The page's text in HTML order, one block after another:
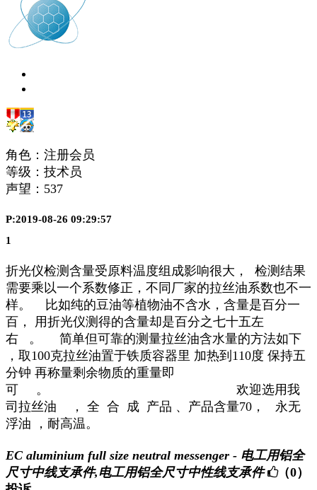
角色：注册会员
等级：技术员
声望： 537
P:2019-08-26 09:29:57
1
折光仪检测含量受原料温度组成影响很大， 检测结果
需要乘以一个系数修正，不同厂家的拉丝油系数也不一
样。 比如纯的豆油等植物油不含水，含量是百分一
百， 用折光仪测得的含量却是百分之七十五左
右 。 简单但可靠的测量拉丝油含水量的方法如下
，取100克拉丝油置于铁质容器里 加热到110度 保持五
分钟 再称量剩余物质的重量即
可 。 欢迎选用我
司拉丝油 ， 全 合 成 产品 、产品含量70， 永无
浮油 ，耐高温。
EC aluminium full size neutral messenger - 电工用铝全
尺寸中线支承件,电工用铝全尺寸中性线支承件
（0）